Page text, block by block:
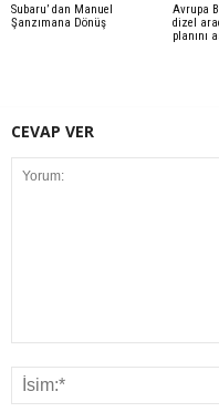
Subaru’ dan Manuel
Şanzımana Dönüş
Avrupa
dizel
planını
CEVAP VER